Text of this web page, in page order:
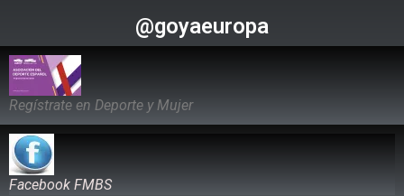
@goyaeuropa
Regístrate en Deporte y Mujer
Facebook FMBS